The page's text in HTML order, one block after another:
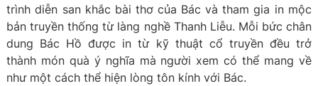
trình diễn san khắc bài thơ của Bác và tham gia in mộc
bản truyền thống từ làng nghề Thanh Liễu. Mỗi bức chân
dung Bác Hồ được in từ kỹ thuật cổ truyền đều trở
thành món quà ý nghĩa mà người xem có thể mang về
như một cách thể hiện lòng tôn kính với Bác.